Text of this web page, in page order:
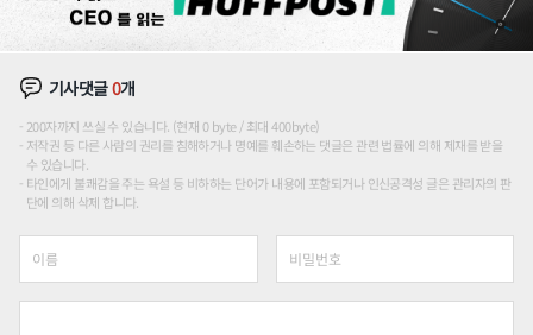
기사댓글0개
200자까지 쓰실 수 있습니다. (현재 0 byte / 최대 400byte)
저작권 등 다른 사람의 권리를 침해하거나 명예를 훼손하는 댓글은 관련 법률에 의해 제재를 받을
수 있습니다.
타인에게 불쾌감을 주는 욕설 등 비하하는 단어가 내용에 포함되거나 인신공격성 글은 관리자의 판
단에 의해 삭제 합니다.